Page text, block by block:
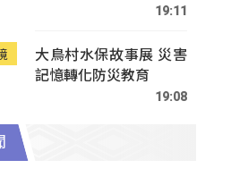
19:11
大鳥村水保故事展 災害
記憶轉化防災教育
19:08